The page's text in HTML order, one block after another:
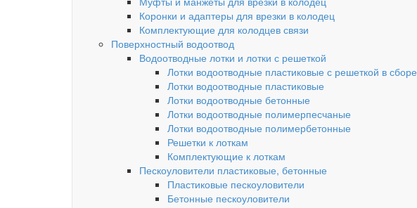
Коронки и адаптеры для врезки в колодец
Комплектующие для колодцев связи
Поверхностный водоотвод
Водоотводные лотки и лотки с решеткой
Лотки водоотводные пластиковые с решеткой в сборе
Лотки водоотводные пластиковые
Лотки водоотводные бетонные
Лотки водоотводные полимерпесчаные
Лотки водоотводные полимербетонные
Решетки к лоткам
Комплектующие к лоткам
Пескоуловители пластиковые, бетонные
Пластиковые пескоуловители
Бетонные пескоуловители